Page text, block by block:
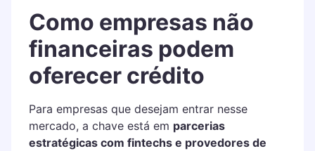
Como empresas não
financeiras podem
oferecer crédito
Para empresas que desejam entrar nesse
mercado, a chave está em parcerias
estratégicas com fintechs e provedores de